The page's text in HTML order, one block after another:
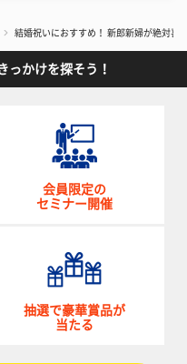
結婚祝いにおすすめ！ 新郎新婦が絶対喜
っかけを探そう！
会員限定の
セミナー開催
抽選で豪華賞品が
当たる